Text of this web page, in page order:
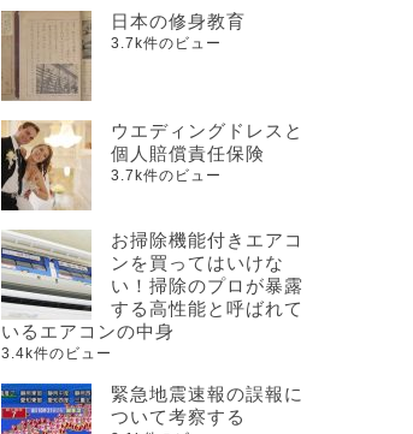
日本の修身教育
3.7k件のビュー
ウエディングドレスと
個人賠償責任保険
3.7k件のビュー
お掃除機能付きエアコ
ンを買ってはいけな
い！掃除のプロが暴露
する高性能と呼ばれて
いるエアコンの中身
3.4k件のビュー
緊急地震速報の誤報に
ついて考察する